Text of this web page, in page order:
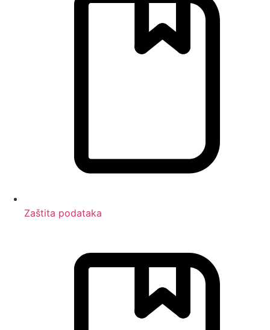
Zaštita podataka